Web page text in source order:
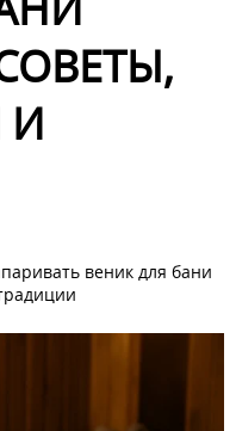
И
веник для бани